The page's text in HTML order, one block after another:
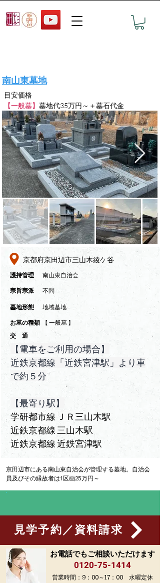
南山東墓地
目安価格
【一般墓】 墓地代35万円～＋墓石代金
​護持管理 南山東自治会
​宗旨宗派 不問
墓地形態 地域墓地
​お墓の種類
【 一般墓 】
交 通
【電車をご利用の場合】
近鉄京都線「近鉄宮津駅」より車
で約５分
【最寄り駅】
学研都市線 ＪＲ三山木駅
近鉄京都線 三山木駅
近鉄京都線 近鉄宮津駅
京都府京田辺市三山木綾ケ谷
京田辺市にある南山東自治会が管理する墓地。自治会
員及びその縁故者は1区画25万円～
見学予約／資料請求
お電話でもご相談いただけます
0120-75-1414
営業時間：9：00～17：00 水曜定休